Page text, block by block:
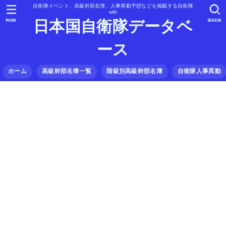
自衛隊イベント、高級幹部名簿、人事異動予想などを掲載する自衛隊
wiki
日本国自衛隊データベ
ース
ホーム 高級幹部名簿一覧 階級別高級幹部名簿 自衛隊人事異動
SEARCH
MENU